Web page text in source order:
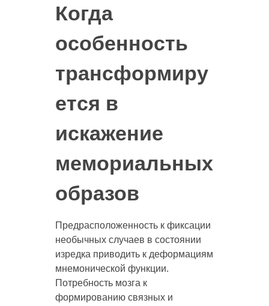
Когда
особенность
трансформиру
ется в
искажение
мемориальных
образов
Предрасположенность к фиксации
необычных случаев в состоянии
изредка приводить к деформациям
мнемонической функции.
Потребность мозга к
формированию связных и